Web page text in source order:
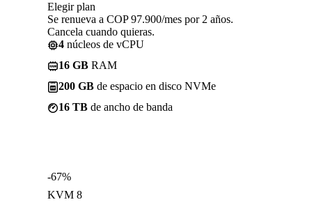
Elegir plan
Se renueva a COP 97.900/mes por 2 años.
Cancela cuando quieras.
4 núcleos de vCPU
16 GB RAM
200 GB de espacio en disco NVMe
16 TB de ancho de banda
-67%
KVM 8